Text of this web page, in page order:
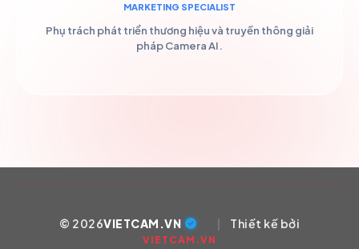
MARKETING SPECIALIST
Phụ trách phát triển thương hiệu và truyền thông giải
pháp Camera AI.
© 2026VIETCAM.VN | Thiết kế bởi
VIETCAM.VN